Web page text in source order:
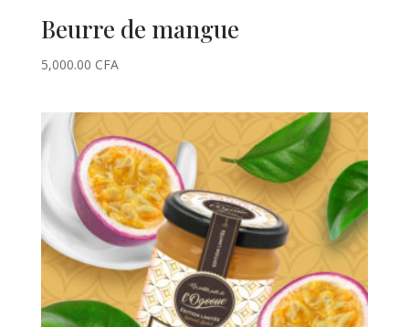
Beurre de mangue
5,000.00 CFA